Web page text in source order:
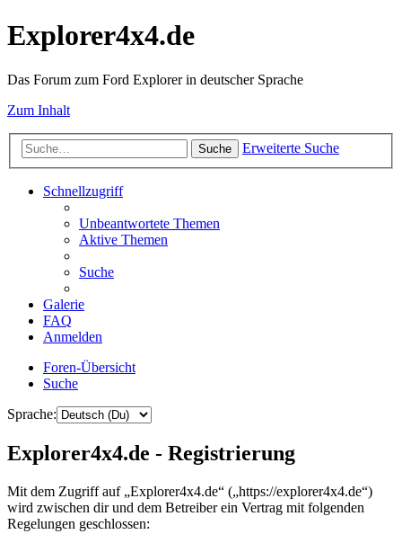
Explorer4x4.de
Das Forum zum Ford Explorer in deutscher Sprache
Zum Inhalt
Suche Erweiterte Suche
Schnellzugriff
Unbeantwortete Themen
Aktive Themen
Suche
Galerie
FAQ
Anmelden
Foren-Übersicht
Suche
Sprache:
Explorer4x4.de - Registrierung
Mit dem Zugriff auf „Explorer4x4.de“ („https://explorer4x4.de“)
wird zwischen dir und dem Betreiber ein Vertrag mit folgenden
Regelungen geschlossen: